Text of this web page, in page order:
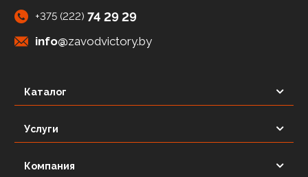
Каталог
Услуги
Компания
+375 (222) 74 29 29
info@zavodvictory.by